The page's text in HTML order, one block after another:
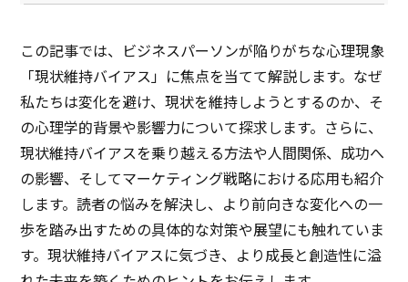
クローキング防御
ボット遮断
研修管理
クラウド診断
この記事では、ビジネスパーソンが陥りがちな心理現象
「現状維持バイアス」に焦点を当てて解説します。なぜ
私たちは変化を避け、現状を維持しようとするのか、そ
の心理学的背景や影響力について探求します。さらに、
現状維持バイアスを乗り越える方法や人間関係、成功へ
の影響、そしてマーケティング戦略における応用も紹介
します。読者の悩みを解決し、より前向きな変化への一
歩を踏み出すための具体的な対策や展望にも触れていま
す。現状維持バイアスに気づき、より成長と創造性に溢